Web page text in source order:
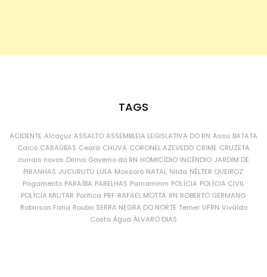
TAGS
ACIDENTE Alcaçuz ASSALTO ASSEMBLEIA LEGISLATIVA DO RN Assu BATATA
Caicó CARAÚBAS Ceará CHUVA CORONEL AZEVEDO CRIME CRUZETA
currais novos Dilma Governo do RN HOMICÍDIO INCÊNDIO JARDIM DE
PIRANHAS JUCURUTU LULA Mossoró NATAL Nilda NÉLTER QUEIROZ
Pagamento PARAÍBA PARELHAS Parnamirim POLÍCIA POLÍCIA CIVIL
POLÍCIA MILITAR Política PRF RAFAEL MOTTA RN ROBERTO GERMANO
Robinson Faria Roubo SERRA NEGRA DO NORTE Temer UFRN Vivaldo
Costa Água ÁLVARO DIAS